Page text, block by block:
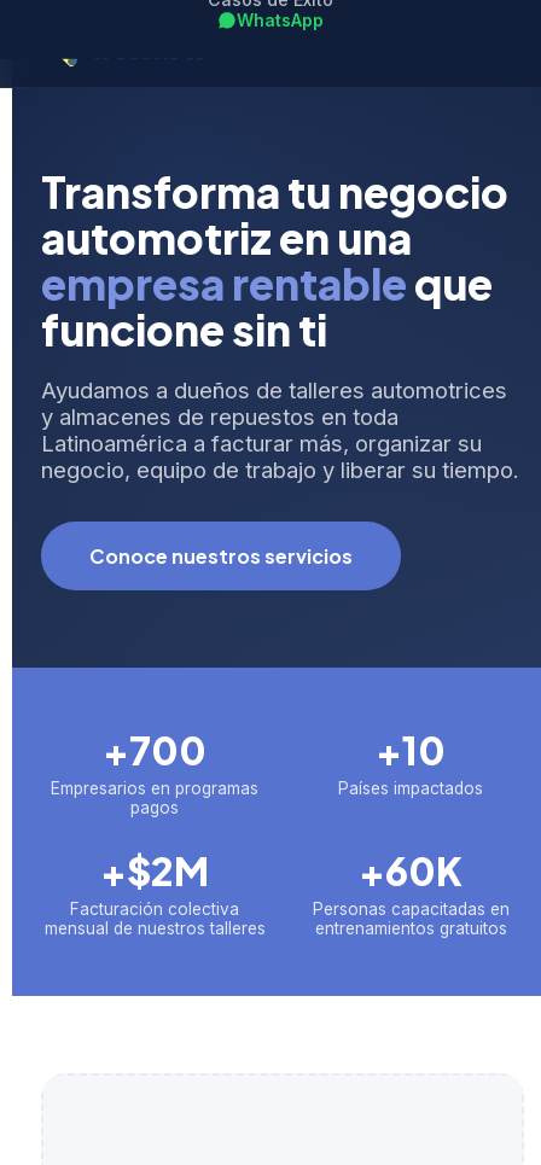
WhatsApp
Transforma tu negocio
automotriz en una
empresa rentableque
funcione sin ti
Ayudamos a dueños de talleres automotrices
y almacenes de repuestos en toda
Latinoamérica a facturar más, organizar su
negocio, equipo de trabajo y liberar su tiempo.
Conoce nuestros servicios
+700
Empresarios en programas
pagos
+10
Países impactados
+$2M
Facturación colectiva
mensual de nuestros talleres
+60K
Personas capacitadas en
entrenamientos gratuitos